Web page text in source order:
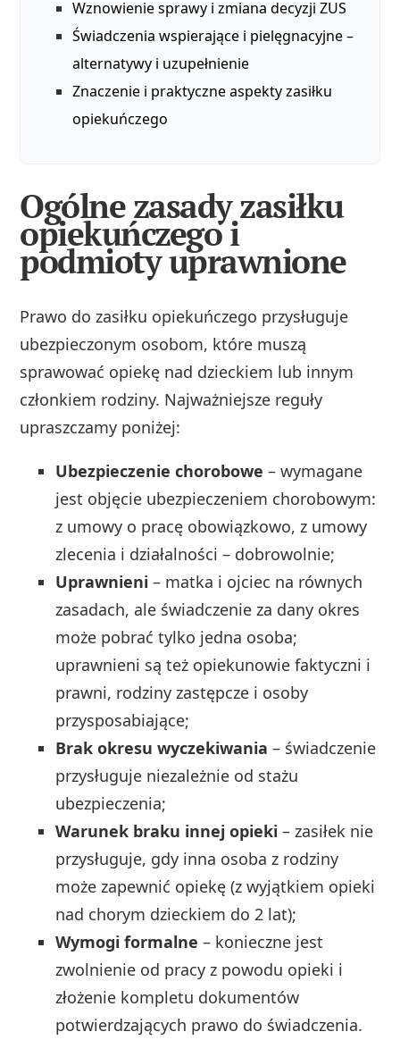
Wznowienie sprawy i zmiana decyzji ZUS
Świadczenia wspierające i pielęgnacyjne –
alternatywy i uzupełnienie
Znaczenie i praktyczne aspekty zasiłku
opiekuńczego
Ogólne zasady zasiłku
opiekuńczego i
podmioty uprawnione
Prawo do zasiłku opiekuńczego przysługuje
ubezpieczonym osobom, które muszą
sprawować opiekę nad dzieckiem lub innym
członkiem rodziny. Najważniejsze reguły
upraszczamy poniżej:
Ubezpieczenie chorobowe – wymagane
jest objęcie ubezpieczeniem chorobowym:
z umowy o pracę obowiązkowo, z umowy
zlecenia i działalności – dobrowolnie;
Uprawnieni – matka i ojciec na równych
zasadach, ale świadczenie za dany okres
może pobrać tylko jedna osoba;
uprawnieni są też opiekunowie faktyczni i
prawni, rodziny zastępcze i osoby
przysposabiające;
Brak okresu wyczekiwania – świadczenie
przysługuje niezależnie od stażu
ubezpieczenia;
Warunek braku innej opieki – zasiłek nie
przysługuje, gdy inna osoba z rodziny
może zapewnić opiekę (z wyjątkiem opieki
nad chorym dzieckiem do 2 lat);
Wymogi formalne – konieczne jest
zwolnienie od pracy z powodu opieki i
złożenie kompletu dokumentów
potwierdzających prawo do świadczenia.